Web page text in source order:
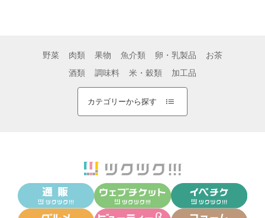
野菜 肉類 果物 魚介類 卵・乳製品
お茶
酒類
調味料 米・穀類 加工品
カテゴリーから探す